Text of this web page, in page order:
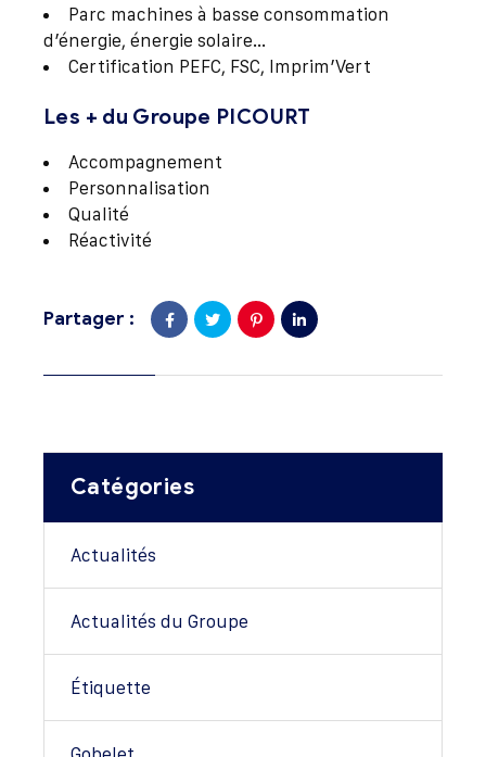
Parc machines à basse consommation
d’énergie, énergie solaire…
Certification PEFC, FSC, Imprim’Vert
Les + du Groupe PICOURT
Accompagnement
Personnalisation
Qualité
Réactivité
Partager :
Catégories
Actualités
Actualités du Groupe
Étiquette